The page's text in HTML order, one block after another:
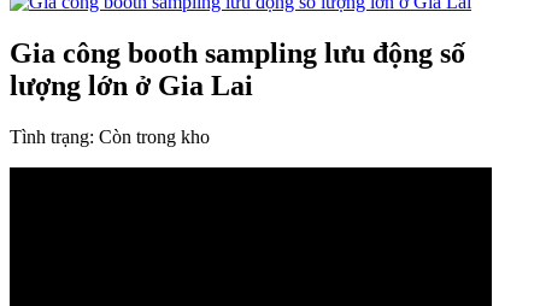
Gia công booth sampling lưu động số
lượng lớn ở Gia Lai
Tình trạng: Còn trong kho